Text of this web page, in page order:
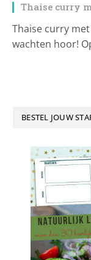
Thaise curry
Thaise curry
wachten hoor!
BESTEL JOUW